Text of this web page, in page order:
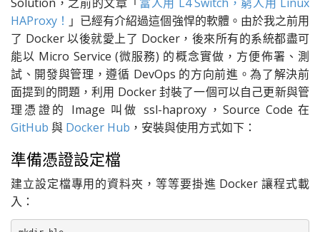
HAProxy！ 」已經有介紹過這個強悍的軟體。由於我之前用
了 Docker 以後就愛上了 Docker，後來所有的系統都盡可
能以 Micro Service (微服務) 的概念實做，方便佈署、測
試、開發與管理，遵循 DevOps 的方向前進。為了解決前
面提到的問題，利用 Docker 封裝了一個可以自己更新與管
理憑證的 Image 叫做 ssl-haproxy，Source Code 在
GitHub 與 Docker Hub ，安裝與使用方式如下：
準備憑證設定檔
建立設定檔專用的資料夾，等等要掛進 Docker 讓程式載
入：